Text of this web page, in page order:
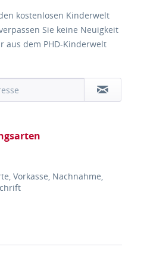
kostenlosen Kinderwelt
Sie keine Neuigkeit
aus dem PHD-Kinderwelt
Vorkasse, Nachnahme,